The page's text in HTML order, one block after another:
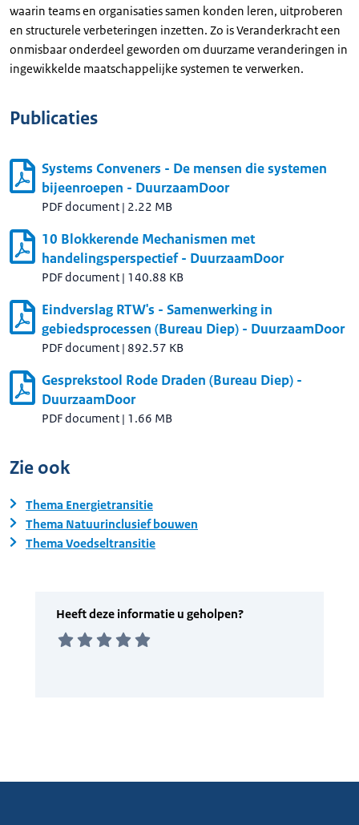
waarin teams en organisaties samen konden leren, uitproberen
en structurele verbeteringen inzetten. Zo is Veranderkracht een
onmisbaar onderdeel geworden om duurzame veranderingen in
ingewikkelde maatschappelijke systemen te verwerken.
Publicaties
Systems Conveners - De mensen die systemen
bijeenroepen - DuurzaamDoor
PDF document | 2.22 MB
10 Blokkerende Mechanismen met
handelingsperspectief - DuurzaamDoor
PDF document | 140.88 KB
Eindverslag RTW's - Samenwerking in
gebiedsprocessen (Bureau Diep) - DuurzaamDoor
PDF document | 892.57 KB
Gesprekstool Rode Draden (Bureau Diep) -
DuurzaamDoor
PDF document | 1.66 MB
Zie ook
Thema Energietransitie
Thema Natuurinclusief bouwen
Thema Voedseltransitie